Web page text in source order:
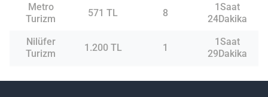
Metro
Turizm
571 TL 8
1Saat
24Dakika
Nilüfer
Turizm
1.200 TL 1
1Saat
29Dakika